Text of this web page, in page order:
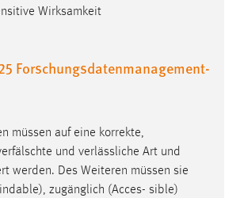
Wirksamkeit
Forschungsdatenmanagement-
müssen auf eine korrekte,
und verlässliche Art und
werden. Des Weiteren müssen sie
zugänglich (Acces- sible)